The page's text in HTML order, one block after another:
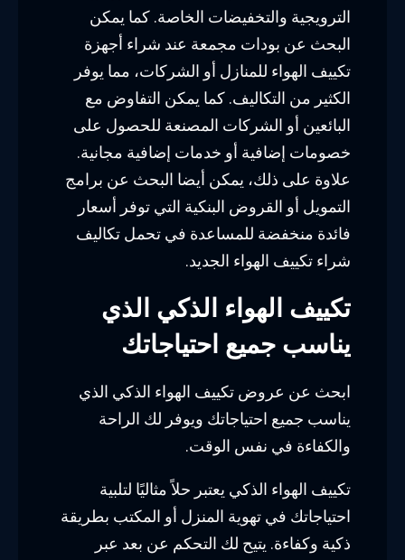
الترويجية والتخفيضات الخاصة. كما يمكن
البحث عن بودات مجمعة عند شراء أجهزة
تكييف الهواء للمنازل أو الشركات، مما يوفر
الكثير من التكاليف. كما يمكن التفاوض مع
البائعين أو الشركات المصنعة للحصول على
خصومات إضافية أو خدمات إضافية مجانية.
علاوة على ذلك، يمكن أيضا البحث عن برامج
التمويل أو القروض البنكية التي توفر أسعار
فائدة منخفضة للمساعدة في تحمل تكاليف
شراء تكييف الهواء الجديد.
تكييف الهواء الذكي الذي
يناسب جميع احتياجاتك
ابحث عن عروض تكييف الهواء الذكي الذي
يناسب جميع احتياجاتك ويوفر لك الراحة
والكفاءة في نفس الوقت.
تكييف الهواء الذكي يعتبر حلاً مثاليًا لتلبية
احتياجاتك في تهوية المنزل أو المكتب بطريقة
ذكية وكفاءة. يتيح لك التحكم عن بعد عبر